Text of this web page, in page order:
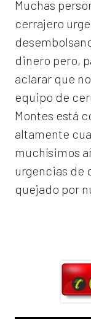
Muchas
cerrajero
dinero pero,
aclarar que
equipo de
Montes está
altamente
muchísimos
urgencias de
quejado por